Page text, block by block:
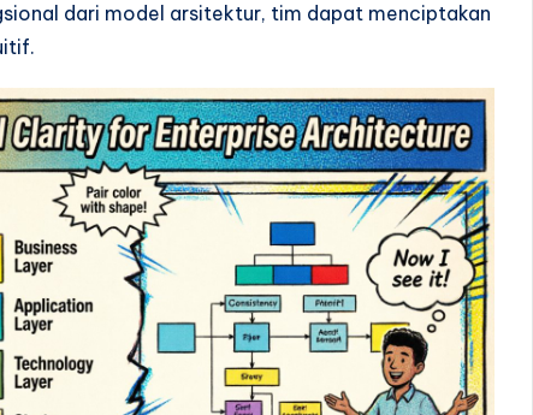
dari model arsitektur, tim dapat menciptakan